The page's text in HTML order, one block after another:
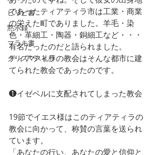
ピリピ書
黙示録
マラキ書
クリスマス礼拝
であったティアティラ市は工業・商業
の栄えた町でありました。羊毛・染
色・革細工・陶器・銅細工など・・・
有名だったのだと語られました。
ティアティラの教会はそんな都市に建
てられた教会であったのです。
❶イゼベルに支配されてしまった教会
19節でイエス様はこのティアティラの
教会に向かって、称賛の言葉を送られ
ています。
「あなたの行い、あなたの愛と信仰と